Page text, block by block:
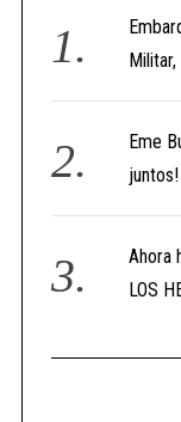
Eme
juntos!
Ahora
LOS